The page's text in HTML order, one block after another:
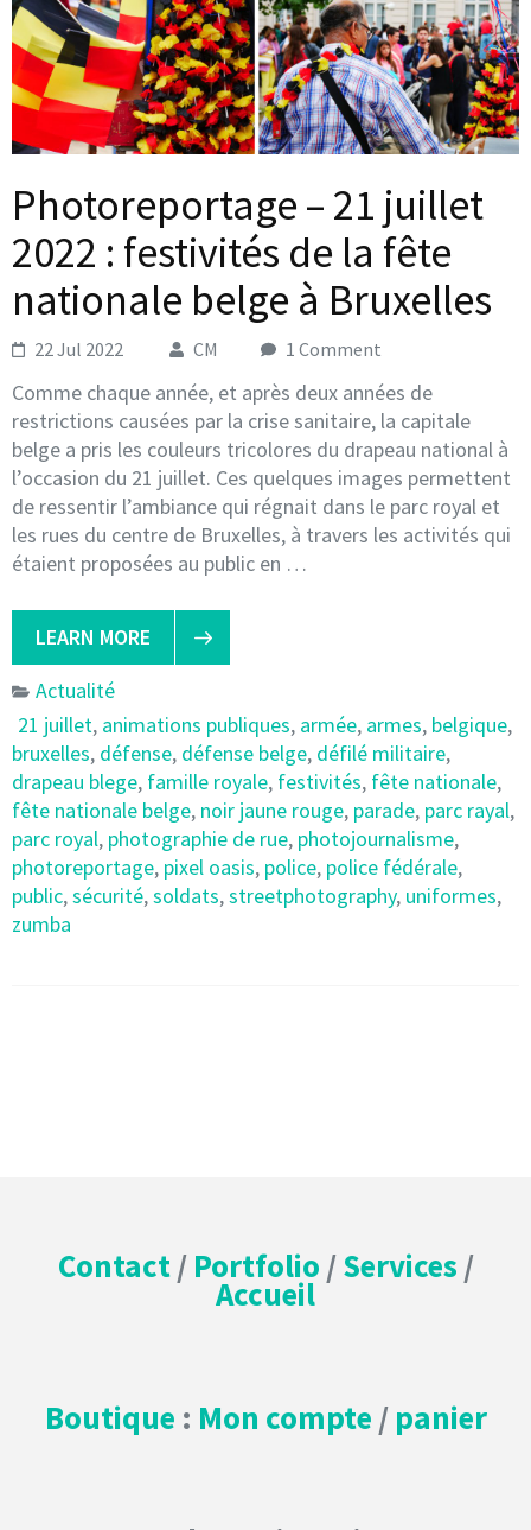
Photoreportage – 21 juillet
2022 : festivités de la fête
nationale belge à Bruxelles
22 Jul 2022 CM 1 Comment
Comme chaque année, et après deux années de
restrictions causées par la crise sanitaire, la capitale
belge a pris les couleurs tricolores du drapeau national à
l’occasion du 21 juillet. Ces quelques images permettent
de ressentir l’ambiance qui régnait dans le parc royal et
les rues du centre de Bruxelles, à travers les activités qui
étaient proposées au public en …
LEARN MORE
Actualité
21 juillet, animations publiques, armée, armes, belgique,
bruxelles, défense, défense belge, défilé militaire,
drapeau blege, famille royale, festivités, fête nationale,
fête nationale belge, noir jaune rouge, parade, parc rayal,
parc royal, photographie de rue, photojournalisme,
photoreportage, pixel oasis, police, police fédérale,
public,sécurité,soldats,streetphotography, uniformes,
zumba
Contact/ Portfolio /Services /
Accueil
Boutique : Mon compte / panier